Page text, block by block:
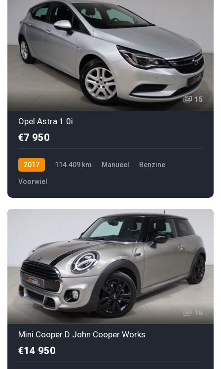
15
Opel Astra 1.0i
€7 950
2017 114.409 km Manueel Benzine
Voorwiel
16
Mini Cooper D John Cooper Works
€14 950